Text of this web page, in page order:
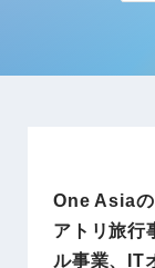
One Asia
アトリ旅行
ル事業、IT